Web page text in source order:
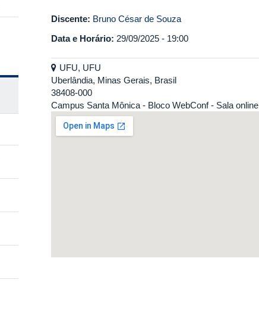
Discente: Bruno César de Souza
Data e Horário: 29/09/2025 - 19:00
UFU, UFU
Uberlândia, Minas Gerais, Brasil
38408-000
Campus Santa Mônica - Bloco WebConf - Sala online